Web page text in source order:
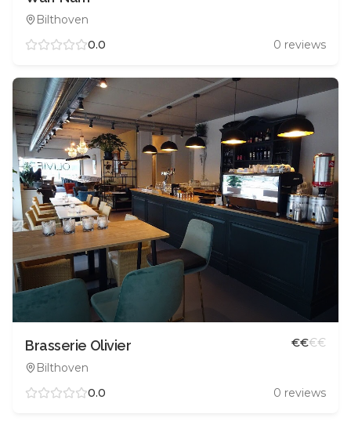
Bilthoven
0.0 0 reviews
Brasserie Olivier
Bilthoven
€€€€
0.0 0 reviews